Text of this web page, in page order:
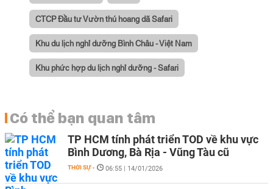
CTCP Đầu tư Vườn thú hoang dã Safari
Khu du lịch nghỉ dưỡng Bình Châu - Việt Nam
Khu phức hợp du lịch nghỉ dưỡng - Safari
Có thể bạn quan tâm
TP HCM tính phát triển TOD về khu vực
Bình Dương, Bà Rịa - Vũng Tàu cũ
THỜI SỰ - 06:55 | 14/01/2026